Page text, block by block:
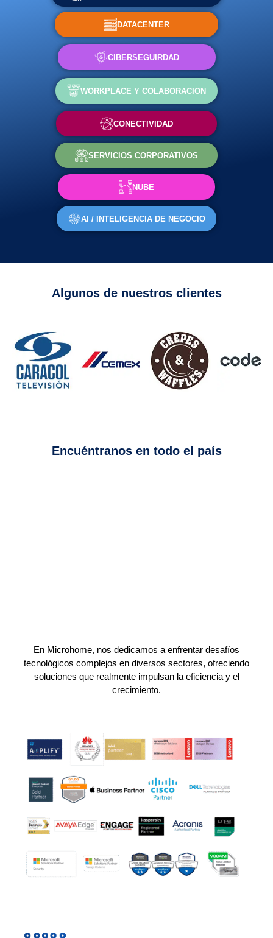
DATACENTER
CIBERSEGUIRDAD
WORKPLACE Y COLABORACION
CONECTIVIDAD
SERVICIOS CORPORATIVOS
NUBE
AI / INTELIGENCIA DE NEGOCIO
Algunos de nuestros clientes
Encuéntranos en todo el país
En Microhome, nos dedicamos a enfrentar desafíos
tecnológicos complejos en diversos sectores, ofreciendo
soluciones que realmente impulsan la eficiencia y el
crecimiento.